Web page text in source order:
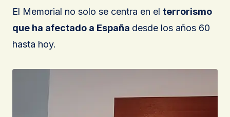
El Memorial no solo se centra en el terrorismo
que ha afectado a España desde los años 60
hasta hoy.